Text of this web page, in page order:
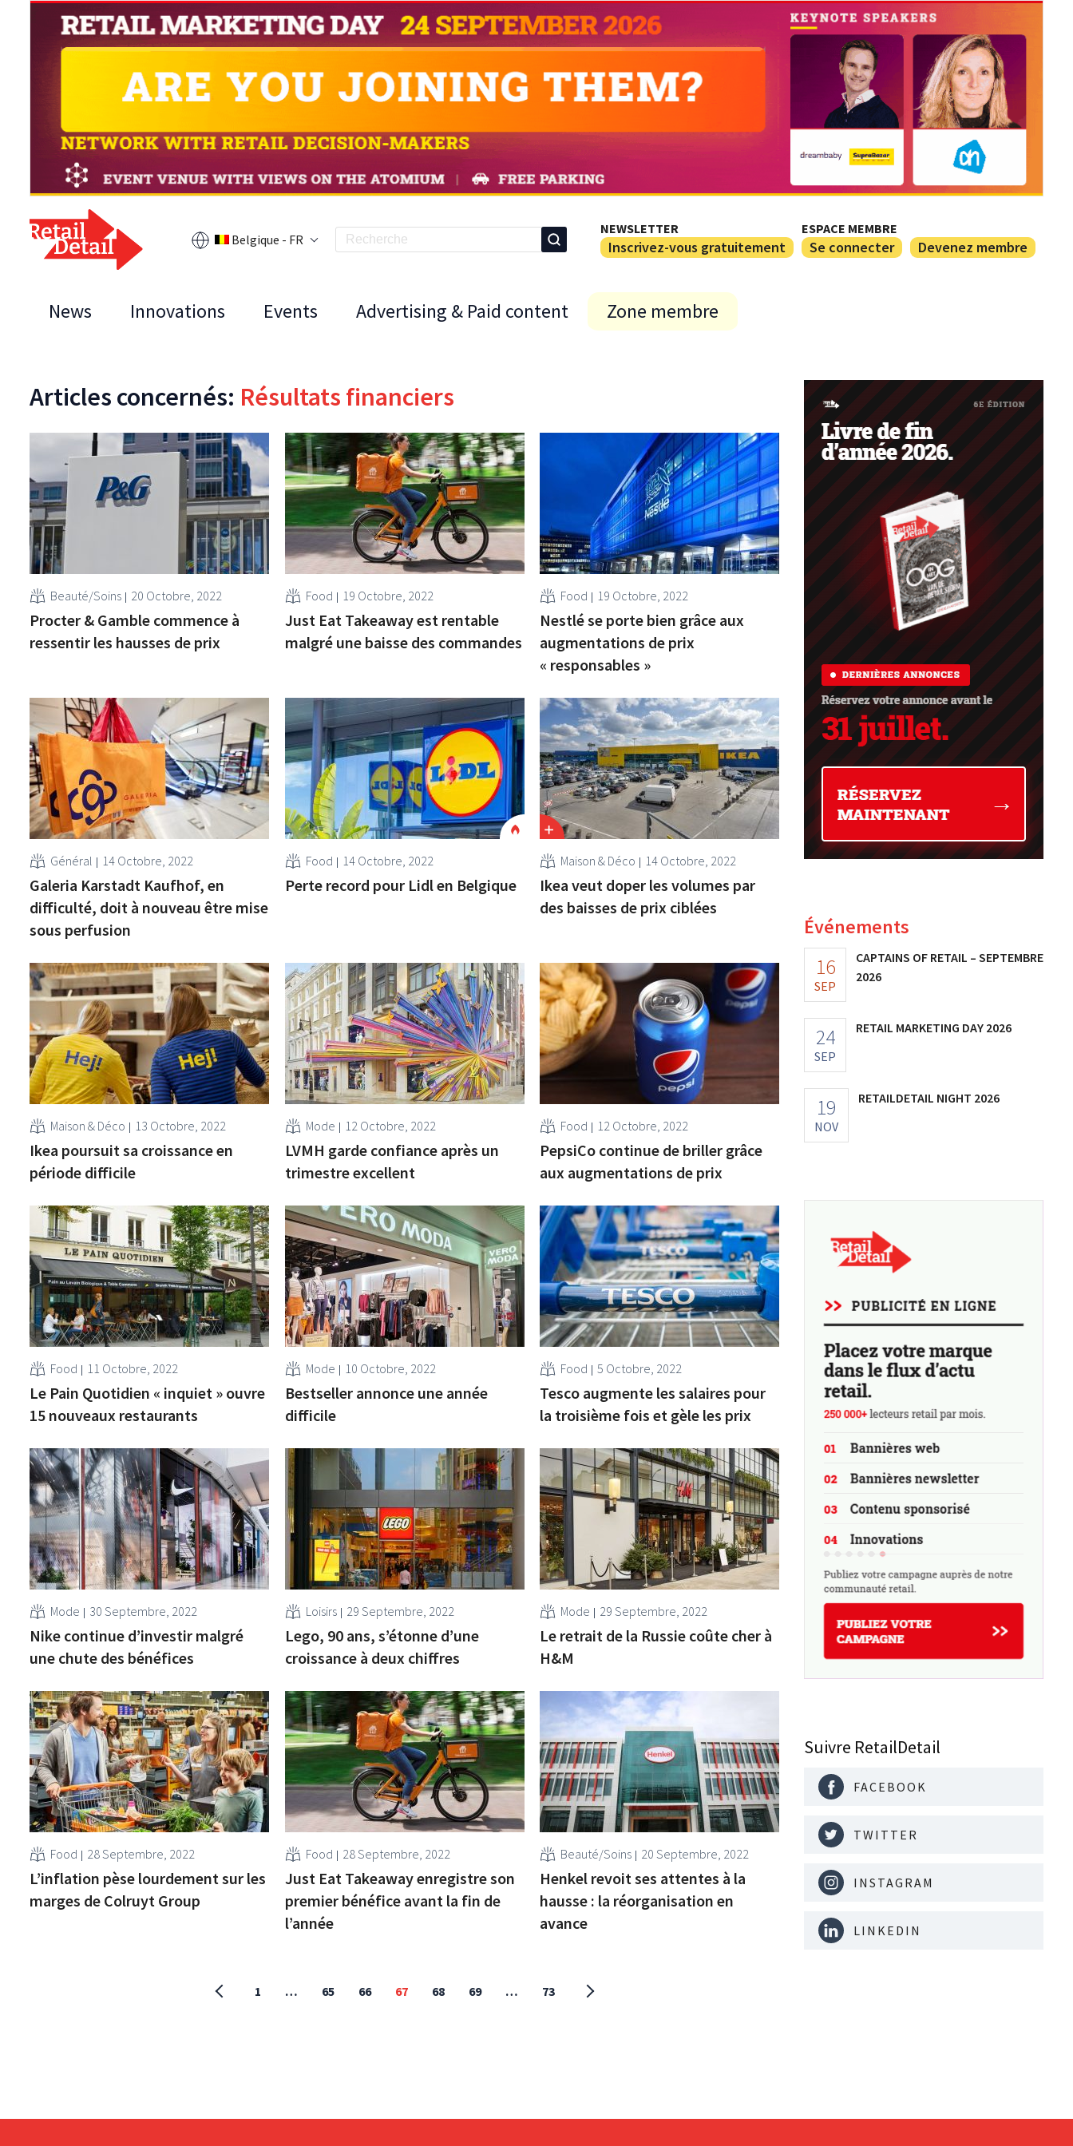
Belgique - FR
NEWSLETTER
Inscrivez-vous gratuitement
ESPACE MEMBRE
Se connecter Devenez membre
News Innovations Events Advertising & Paid content Zone membre
Articles concernés: Résultats financiers
Beauté/Soins 20 Octobre, 2022
Procter & Gamble commence à
ressentir les hausses de prix
Food 19 Octobre, 2022
Just Eat Takeaway est rentable
malgré une baisse des commandes
Food 19 Octobre, 2022
Nestlé se porte bien grâce aux
augmentations de prix
« responsables »
Général 14 Octobre, 2022
Galeria Karstadt Kaufhof, en
difficulté, doit à nouveau être mise
sous perfusion
Food 14 Octobre, 2022
Perte record pour Lidl en Belgique
Maison & Déco 14 Octobre, 2022
Ikea veut doper les volumes par
des baisses de prix ciblées
Maison & Déco 13 Octobre, 2022
Ikea poursuit sa croissance en
période difficile
Mode 12 Octobre, 2022
LVMH garde confiance après un
trimestre excellent
Food 12 Octobre, 2022
PepsiCo continue de briller grâce
aux augmentations de prix
Food 11 Octobre, 2022
Le Pain Quotidien « inquiet » ouvre
15 nouveaux restaurants
Mode 10 Octobre, 2022
Bestseller annonce une année
difficile
Food 5 Octobre, 2022
Tesco augmente les salaires pour
la troisième fois et gèle les prix
Mode 30 Septembre, 2022
Nike continue d’investir malgré
une chute des bénéfices
Loisirs 29 Septembre, 2022
Lego, 90 ans, s’étonne d’une
croissance à deux chiffres
Mode 29 Septembre, 2022
Le retrait de la Russie coûte cher à
H&M
Food 28 Septembre, 2022
L’inflation pèse lourdement sur les
marges de Colruyt Group
Food 28 Septembre, 2022
Just Eat Takeaway enregistre son
premier bénéfice avant la fin de
l’année
Beauté/Soins 20 Septembre, 2022
Henkel revoit ses attentes à la
hausse : la réorganisation en
avance
1 … 65 66 67 68 69 … 73
Événements
16
SEP
CAPTAINS OF RETAIL – SEPTEMBRE
2026
24
SEP
RETAIL MARKETING DAY 2026
19
NOV
RETAILDETAIL NIGHT 2026
Suivre RetailDetail
FACEBOOK
TWITTER
INSTAGRAM
LINKEDIN